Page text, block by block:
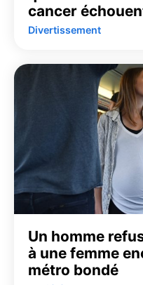
cancer
Divertissement
Un homme
à une femme
métro bondé